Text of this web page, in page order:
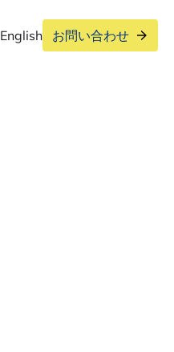
English お問い合わせ